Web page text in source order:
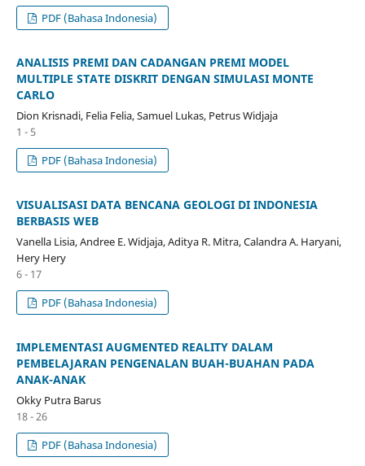
PDF (Bahasa Indonesia)
ANALISIS PREMI DAN CADANGAN PREMI MODEL
MULTIPLE STATE DISKRIT DENGAN SIMULASI MONTE
CARLO
Dion Krisnadi, Felia Felia, Samuel Lukas, Petrus Widjaja
1 - 5
PDF (Bahasa Indonesia)
VISUALISASI DATA BENCANA GEOLOGI DI INDONESIA
BERBASIS WEB
Vanella Lisia, Andree E. Widjaja, Aditya R. Mitra, Calandra A. Haryani,
Hery Hery
6 - 17
PDF (Bahasa Indonesia)
IMPLEMENTASI AUGMENTED REALITY DALAM
PEMBELAJARAN PENGENALAN BUAH-BUAHAN PADA
ANAK-ANAK
Okky Putra Barus
18 - 26
PDF (Bahasa Indonesia)